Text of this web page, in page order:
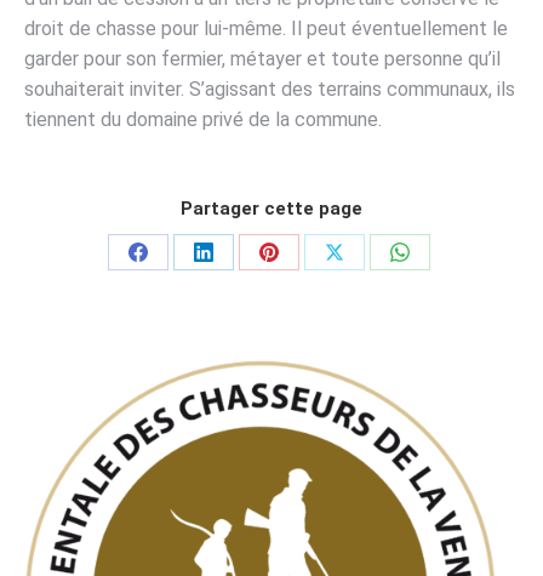
droit de chasse pour lui-même. Il peut éventuellement le
garder pour son fermier, métayer et toute personne qu’il
souhaiterait inviter. S’agissant des terrains communaux, ils
tiennent du domaine privé de la commune.
Partager cette page
PartagerPartagerPartagerPartagerPartager